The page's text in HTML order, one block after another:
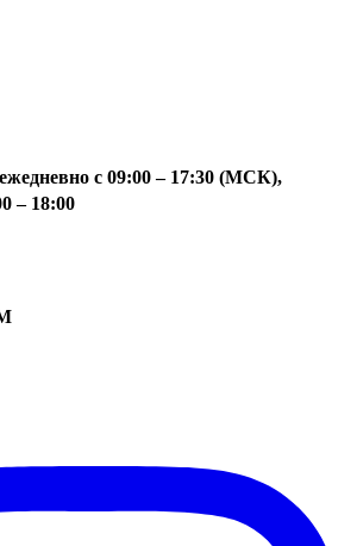
ежедневно с 09:00 – 17:30 (МСК),
– 18:00